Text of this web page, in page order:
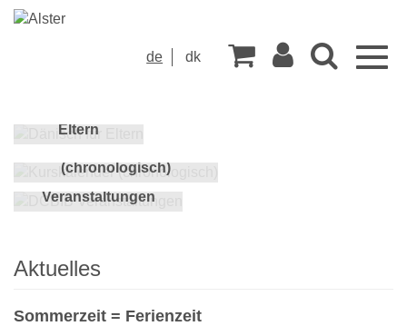
de dk
Eltern
Fragen?
(chronologisch)
DCBIB
Veranstaltungen
Aktuelles
Sommerzeit = Ferienzeit